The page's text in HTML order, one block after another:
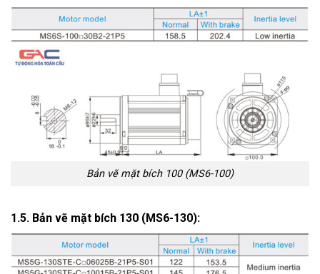
Bản vẽ mặt bích 100 (MS6-100)
1.5. Bản vẽ mặt bích 130 (MS6-130):